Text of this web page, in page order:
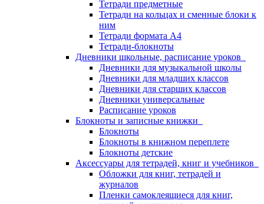
Тетради предметные
Тетради на кольцах и сменные блоки к
ним
Тетради формата А4
Тетради-блокноты
Дневники школьные, расписание уроков
Дневники для музыкальной школы
Дневники для младших классов
Дневники для старших классов
Дневники универсальные
Расписание уроков
Блокноты и записные книжки
Блокноты
Блокноты в книжном переплете
Блокноты детские
Аксессуары для тетрадей, книг и учебников
Обложки для книг, тетрадей и
журналов
Пленки самоклеящиеся для книг,